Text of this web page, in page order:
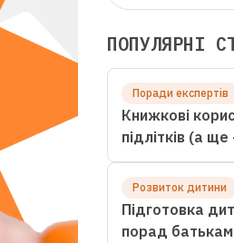
ПОПУЛЯРНІ
Поради експертів
Книжкові
підлітків (а
Розвиток дитини
Підготовка
порад